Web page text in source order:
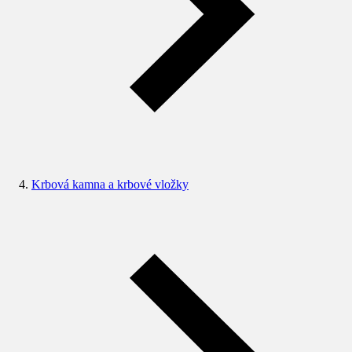
Krbová kamna a krbové vložky